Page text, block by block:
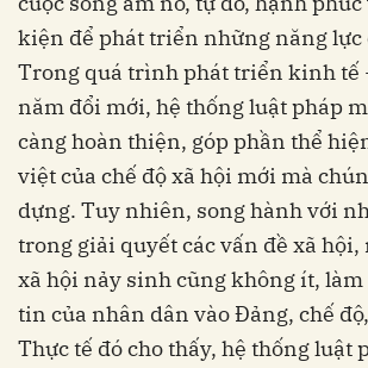
kiện để phát triển những năng lực
Trong quá trình phát triển kinh tế
năm đổi mới, hệ thống luật pháp
càng hoàn thiện, góp phần thể
việt của chế độ xã hội mới mà
dựng. Tuy nhiên, song hành với
trong giải quyết các vấn đề xã
xã hội nảy sinh cũng không ít,
tin của nhân dân vào Đảng, chế
Thực tế đó cho thấy, hệ thống luật